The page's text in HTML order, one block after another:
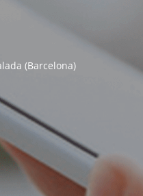
(Barcelona)